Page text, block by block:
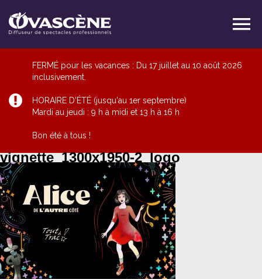
FERMÉ pour les vacances : Du 17 juillet au 10 août 2026
inclusivement.
HORAIRE D'ÉTÉ (jusqu'au 1er septembre)
Mardi au jeudi : 9 h à midi et 13 h à 16 h
Bon été à tous !
vignette_1300x1950-2_logo